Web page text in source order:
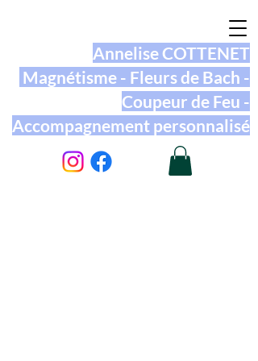
Annelise COTTENET
Magnétisme - Fleurs de Bach -
Coupeur de Feu -
Accompagnement personnalisé